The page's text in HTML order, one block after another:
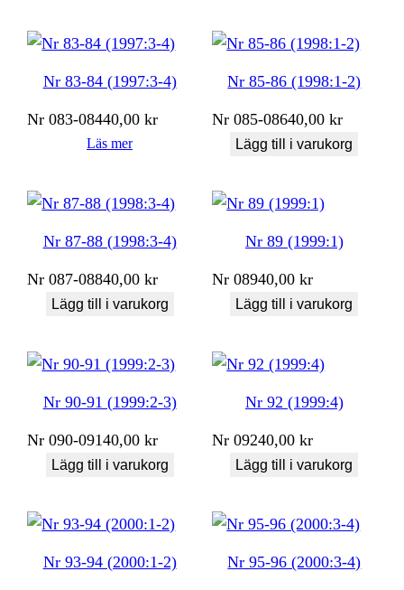
Nr 83-84 (1997:3-4)
Nr 083-08440,00kr
Läs mer
Nr 85-86 (1998:1-2)
Nr 085-08640,00kr
Lägg till i varukorg
Nr 87-88 (1998:3-4)
Nr 087-08840,00kr
Lägg till i varukorg
Nr 89 (1999:1)
Nr 08940,00kr
Lägg till i varukorg
Nr 90-91 (1999:2-3)
Nr 090-09140,00kr
Lägg till i varukorg
Nr 92 (1999:4)
Nr 09240,00kr
Lägg till i varukorg
Nr 93-94 (2000:1-2) Nr 95-96 (2000:3-4)